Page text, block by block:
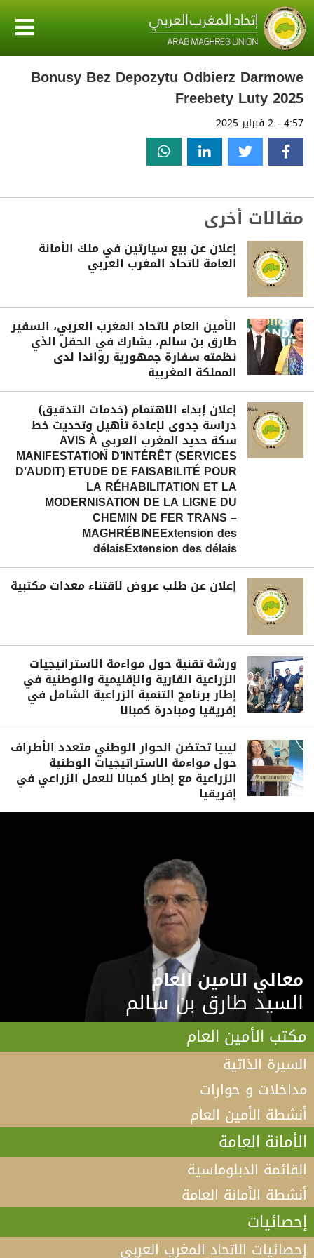
Bonusy Bez Depozytu Odbierz Darmowe
Freebety Luty 2025
4:57 - 2 فبراير 2025
مقالات أخرى
إعلان عن بيع سيارتين في ملك الأمانة
العامة لاتحاد المغرب العربي
الأمين العام لاتحاد المغرب العربي، السفير
طارق بن سالم، يشارك في الحفل الذي
نظمته سفارة جمهورية رواندا لدى
المملكة المغربية
إعلان إبداء الاهتمام (خدمات التدقيق)
دراسة جدوى لإعادة تأهيل وتحديث خط
سكة حديد المغرب العربي AVIS À
MANIFESTATION D’INTÉRÊT (SERVICES
D’AUDIT) ETUDE DE FAISABILITÉ POUR
LA RÉHABILITATION ET LA
MODERNISATION DE LA LIGNE DU
CHEMIN DE FER TRANS –
MAGHRÉBINEExtension des
délaisExtension des délais
إعلان عن طلب عروض لاقتناء معدات مكتبية
ورشة تقنية حول مواءمة الاستراتيجيات
الزراعية القارية والإقليمية والوطنية في
إطار برنامج التنمية الزراعية الشامل في
إفريقيا ومبادرة كمبالا
ليبيا تحتضن الحوار الوطني متعدد الأطراف
حول مواءمة الاستراتيجيات الوطنية
الزراعية مع إطار كمبالا للعمل الزراعي في
إفريقيا
معالي الامين العام
السيد طارق بن سالم
مكتب الأمين العام
السيرة الذاتية
مداخلات و حوارات
أنشطة الأمين العام
الأمانة العامة
القائمة الدبلوماسية
أنشطة الأمانة العامة
إحصائيات
إحصائيات الاتحاد المغرب العربي